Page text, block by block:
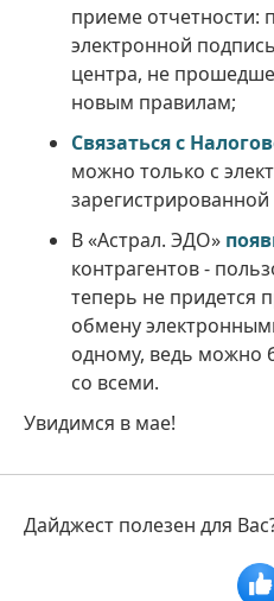
приеме отчетности:
электронной
центра, не
новым правилам;
Связаться с
можно только с
В «Астрал. ЭДО»
контрагентов -
теперь не придется
обмену
одному, ведь можно
со всеми.
Увидимся в мае!
Дайджест полезен для